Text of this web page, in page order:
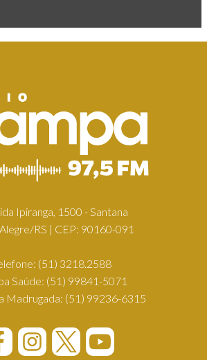
Ipiranga, 1500 - Santana
RS | CEP: 90160-091
(51) 3218.2588
Saúde: (51) 99841-5071
Madrugada: (51) 99236-6315